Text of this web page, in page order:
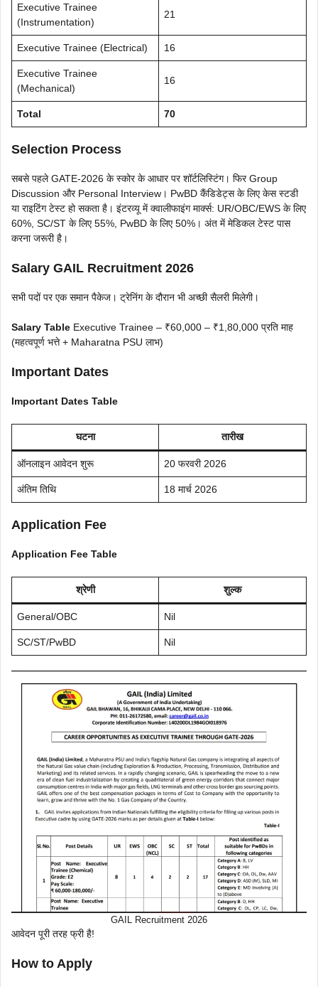
Executive Trainee
(Instrumentation)
21
Executive Trainee (Electrical) 16
Executive Trainee
(Mechanical)
16
Total 70
Selection Process
सबसे पहले GATE-2026 के स्कोर के आधार पर शॉर्टलिस्टिंग। फिर Group
Discussion और Personal Interview। PwBD कैंडिडेट्स के लिए केस स्टडी
या राइटिंग टेस्ट हो सकता है। इंटरव्यू में क्वालीफाइंग मार्क्स: UR/OBC/EWS के लिए
60%, SC/ST के लिए 55%, PwBD के लिए 50%। अंत में मेडिकल टेस्ट पास
करना जरूरी है।
Salary GAIL Recruitment 2026
सभी पदों पर एक समान पैकेज। ट्रेनिंग के दौरान भी अच्छी सैलरी मिलेगी।
Salary Table Executive Trainee – ₹60,000 – ₹1,80,000 प्रति माह
(महत्वपूर्ण भत्ते + Maharatna PSU लाभ)
Important Dates
Important Dates Table
घटना तारीख
ऑनलाइन आवेदन शुरू 20 फरवरी 2026
अंतिम तिथि 18 मार्च 2026
Application Fee
Application Fee Table
श्रेणी शुल्क
General/OBC Nil
SC/ST/PwBD Nil
GAIL Recruitment 2026
आवेदन पूरी तरह फ्री है!
How to Apply